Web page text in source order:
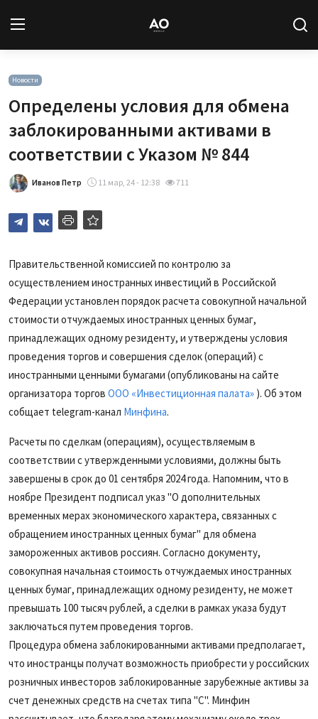
Новости
Статьи
Авторы
Архив
База знаний
Подписка
Новости
Определены условия для обмена
заблокированными активами в
соответствии с Указом № 844
Иванов Петр 11 мар, 24 - 12:38 711
Правительственной комиссией по контролю за
осуществлением иностранных инвестиций в Российской
Федерации установлен порядок расчета совокупной начальной
стоимости отчуждаемых иностранных ценных бумаг,
принадлежащих одному резиденту, и утверждены условия
проведения торгов и совершения сделок (операций) с
иностранными ценными бумагами (опубликованы на сайте
организатора торгов ООО «Инвестиционная палата» ). Об этом
собщает telegram-канал Минфина.
Расчеты по сделкам (операциям), осуществляемым в
соответствии с утвержденными условиями, должны быть
завершены в срок до 01 сентября 2024 года. Напомним, что в
ноябре Президент подписал указ "О дополнительных
временных мерах экономического характера, связанных с
обращением иностранных ценных бумаг" для обмена
замороженных активов россиян. Согласно документу,
совокупная начальная стоимость отчуждаемых иностранных
ценных бумаг, принадлежащих одному резиденту, не может
превышать 100 тысяч рублей, а сделки в рамках указа будут
заключаться путем проведения торгов.
Процедура обмена заблокированными активами предполагает,
что иностранцы получат возможность приобрести у российских
розничных инвесторов заблокированные зарубежные активы за
счет денежных средств на счетах типа "С". Минфин